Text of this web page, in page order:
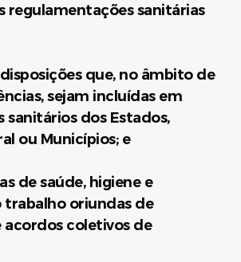
regulamentações sanitárias
que, no âmbito de
sejam incluídas em
sanitários dos Estados,
ou Municípios; e
de saúde, higiene e
trabalho oriundas de
acordos coletivos de